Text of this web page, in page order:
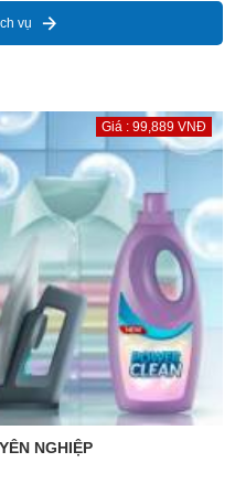
vụ
Giá : 99,889 VNĐ
NGHIỆP